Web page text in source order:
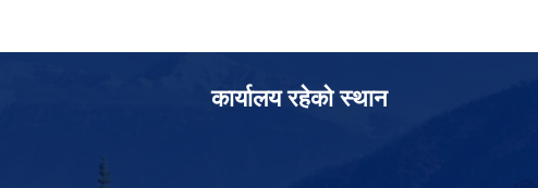
कार्यालय रहेको स्थान